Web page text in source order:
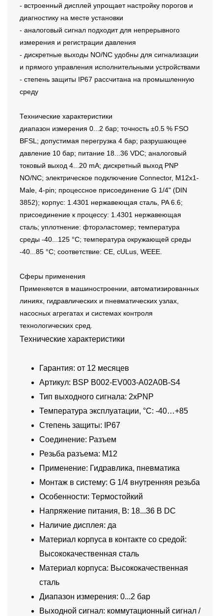
- встроенный дисплей упрощает настройку порогов и
диагностику на месте установки
- аналоговый сигнал подходит для непрерывного
измерения и регистрации давления
- дискретные выходы NO/NC удобны для сигнализации
и прямого управления исполнительными устройствами
- степень защиты IP67 рассчитана на промышленную
среду
Технические характеристики
диапазон измерения 0...2 бар; точность ±0.5 % FSO
BFSL; допустимая перегрузка 4 бар; разрушающее
давление 10 бар; питание 18...36 VDC; аналоговый
токовый выход 4...20 mA; дискретный выход PNP
NO/NC; электрическое подключение Connector, M12x1-
Male, 4-pin; процессное присоединение G 1/4" (DIN
3852); корпус: 1.4301 нержавеющая сталь, PA 6.6;
присоединение к процессу: 1.4301 нержавеющая
сталь; уплотнение: фторэластомер; температура
среды -40...125 °C; температура окружающей среды
-40...85 °C; соответствие: CE, cULus, WEEE.
Сферы применения
Применяется в машиностроении, автоматизированных
линиях, гидравлических и пневматических узлах,
насосных агрегатах и системах контроля
технологических сред.
Технические характеристики
Гарантия: от 12 месяцев
Артикул: BSP B002-EV003-A02A0B-S4
Тип выходного сигнала: 2xPNP
Температура эксплуатации, °C: -40…+85
Степень защиты: IP67
Соединение: Разъем
Резьба разъема: M12
Применение: Гидравлика, пневматика
Монтаж в систему: G 1/4 внутренняя резьба
Особенности: Термостойкий
Напряжение питания, В: 18...36 В DC
Наличие дисплея: да
Материал корпуса в контакте со средой:
Высококачественная сталь
Материал корпуса: Высококачественная
сталь
Диапазон измерения: 0...2 бар
Выходной сигнал: коммутационный сигнал /